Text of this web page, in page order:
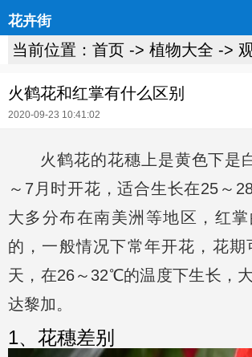
花卉街
当前位置： 首页 -> 植物大全 ->
火鹤花和红掌有什么区别
2020-09-23 10:41:02
火鹤花的花穗上是黄色下是
～7月时开花，适合生长在25～
大多分布在南美洲等地区，红
的，一般情况下常年开花，花期
天，在26～32℃的温度下生长，
达黎加。
1、花穗差别